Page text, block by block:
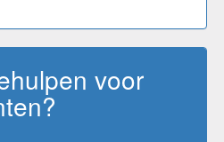
voor